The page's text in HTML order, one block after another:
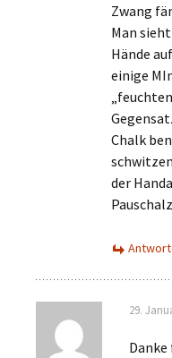
Zwang
Man
Hände
einige
Chalk
der
29.